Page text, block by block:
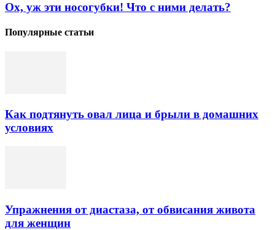
Ох, уж эти носогубки! Что с ними делать?
Популярные статьи
Как подтянуть овал лица и брыли в домашних
условиях
Упражнения от диастаза, от обвисания живота
для женщин